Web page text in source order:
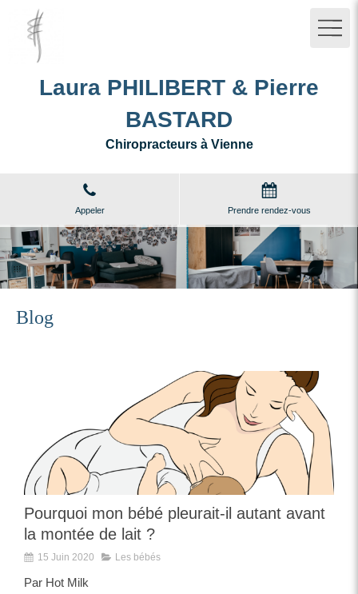
Laura PHILIBERT & Pierre
BASTARD
Chiropracteurs à Vienne
Appeler Prendre rendez-vous
Blog
Pourquoi mon bébé pleurait-il autant avant
la montée de lait ?
15 Juin 2020 Les bébés
Par Hot Milk